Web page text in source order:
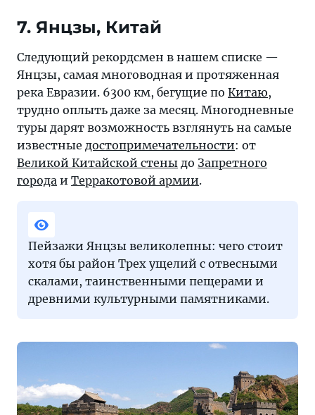
7. Янцзы, Китай
Следующий рекордсмен в нашем списке —
Янцзы, самая многоводная и протяженная
река Евразии. 6300 км, бегущие по Китаю,
трудно оплыть даже за месяц. Многодневные
туры дарят возможность взглянуть на самые
известные достопримечательности: от
Великой Китайской стены до Запретного
города и Терракотовой армии.
Пейзажи Янцзы великолепны: чего стоит
хотя бы район Трех ущелий с отвесными
скалами, таинственными пещерами и
древними культурными памятниками.